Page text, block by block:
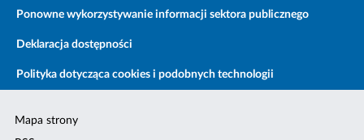
Ponowne wykorzystywanie informacji sektora publicznego
Deklaracja dostępności
Polityka dotycząca cookies i podobnych technologii
Mapa strony